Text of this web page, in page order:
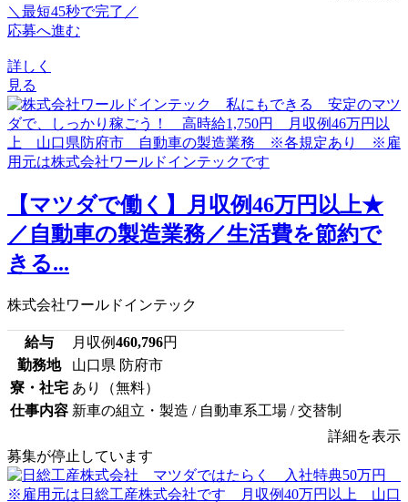
＼最短45秒で完了／
応募へ進む
詳しく
見る
【マツダで働く】月収例46万円以上★
／自動車の製造業務／生活費を節約で
きる...
株式会社ワールドインテック
給与 月収例460,796円
勤務地
山口県 防府市
寮・社宅 あり（無料）
仕事内容 新車の組立・製造 / 自動車系工場 / 交替制
詳細を表示
募集が停止しています